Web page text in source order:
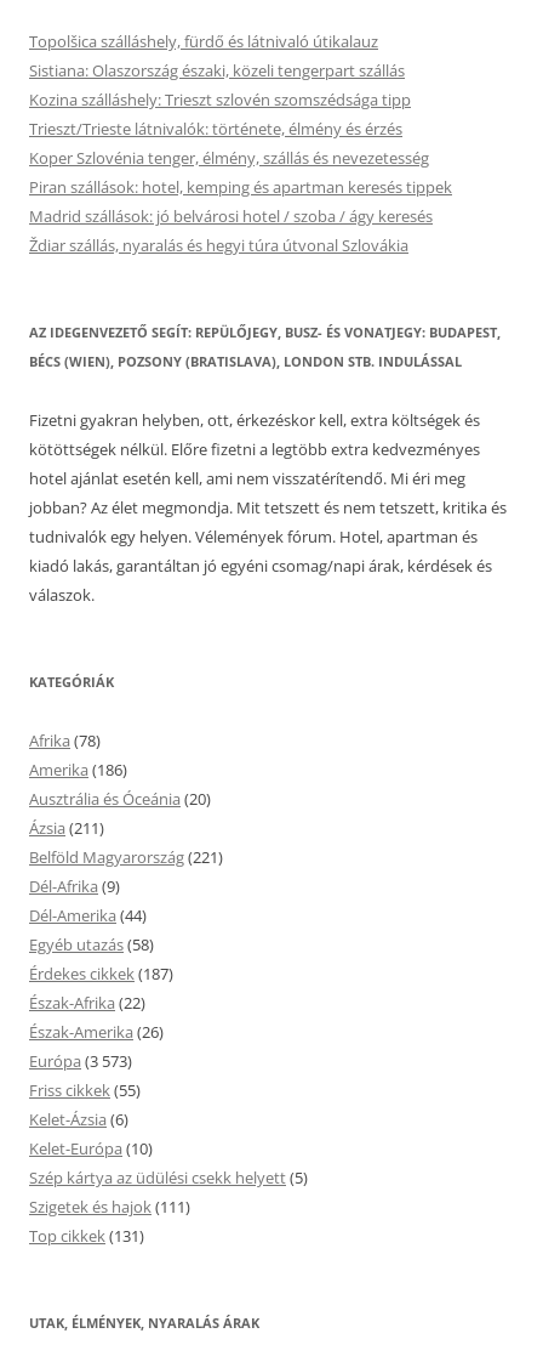
Topolšica szálláshely, fürdő és látnivaló útikalauz
Sistiana: Olaszország északi, közeli tengerpart szállás
Kozina szálláshely: Trieszt szlovén szomszédsága tipp
Trieszt/Trieste látnivalók: története, élmény és érzés
Koper Szlovénia tenger, élmény, szállás és nevezetesség
Piran szállások: hotel, kemping és apartman keresés tippek
Madrid szállások: jó belvárosi hotel / szoba / ágy keresés
Ždiar szállás, nyaralás és hegyi túra útvonal Szlovákia
AZ IDEGENVEZETŐ SEGÍT: REPÜLŐJEGY, BUSZ- ÉS VONATJEGY: BUDAPEST,
BÉCS (WIEN), POZSONY (BRATISLAVA), LONDON STB. INDULÁSSAL
Fizetni gyakran helyben, ott, érkezéskor kell, extra költségek és
kötöttségek nélkül. Előre fizetni a legtöbb extra kedvezményes
hotel ajánlat esetén kell, ami nem visszatérítendő. Mi éri meg
jobban? Az élet megmondja. Mit tetszett és nem tetszett, kritika és
tudnivalók egy helyen. Vélemények fórum. Hotel, apartman és
kiadó lakás, garantáltan jó egyéni csomag/napi árak, kérdések és
válaszok.
KATEGÓRIÁK
Afrika (78)
Amerika (186)
Ausztrália és Óceánia (20)
Ázsia (211)
Belföld Magyarország(221)
Dél-Afrika (9)
Dél-Amerika (44)
Egyéb utazás(58)
Érdekes cikkek(187)
Észak-Afrika (22)
Észak-Amerika (26)
Európa (3 573)
Friss cikkek(55)
Kelet-Ázsia (6)
Kelet-Európa (10)
Szép kártya az üdülési csekk helyett(5)
Szigetek és hajok(111)
Top cikkek(131)
UTAK, ÉLMÉNYEK, NYARALÁS ÁRAK